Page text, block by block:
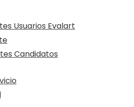
Usuarios Evalart
Candidatos